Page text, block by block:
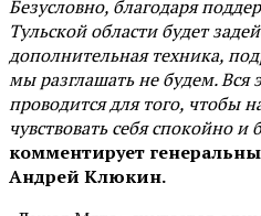
Безусловно, благодаря
Тульской области будет
дополнительная техника,
мы разглашать не будем. Вся
проводится для того, чтобы
чувствовать себя спокойно
комментирует
Андрей Клюкин.